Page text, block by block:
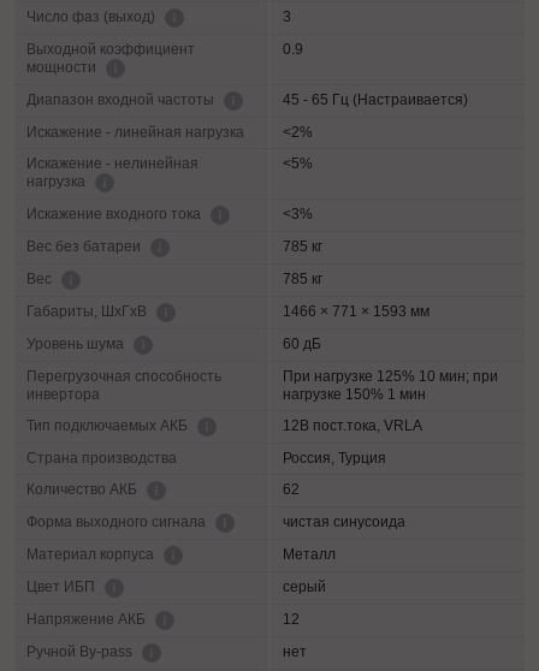
Число фаз (выход)
3
Выходной коэффициент
мощности
0.9
Диапазон входной частоты
45 - 65 Гц (Настраивается)
Искажение - линейная нагрузка
<2%
Искажение - нелинейная
нагрузка
<5%
Искажение входного тока
<3%
Вес без батареи
785 кг
Вес
785 кг
Габариты, ШхГхВ
1466 × 771 × 1593 мм
Уровень шума
60 дБ
Перегрузочная способность
инвертора
При нагрузке 125% 10 мин; при
нагрузке 150% 1 мин
Тип подключаемых АКБ
12В пост.тока, VRLA
Страна производства
Россия, Турция
Количество АКБ
62
Форма выходного сигнала
чистая синусоида
Материал корпуса
Металл
Цвет ИБП
серый
Напряжение АКБ
12
Ручной By-pass
нет